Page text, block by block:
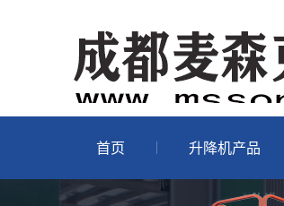
首页 升降机产品